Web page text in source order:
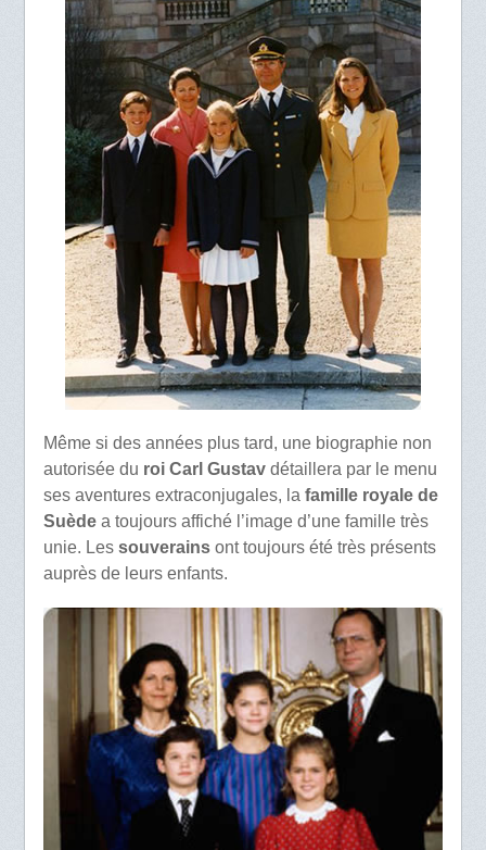
Même si des années plus tard, une biographie non
autorisée du roi Carl Gustavdétaillera par le menu
ses aventures extraconjugales, la famille royale de
Suèdea toujours affiché l’image d’une famille très
unie. Les souverainsont toujours été très présents
auprès de leurs enfants.